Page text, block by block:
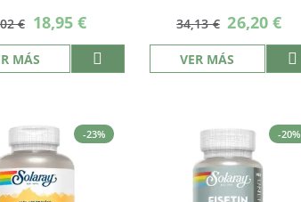
€ Precio
especial
18,95 €
MÁS
34,13 € Precio
especial
26,20 €
VER MÁS
-23% -20%